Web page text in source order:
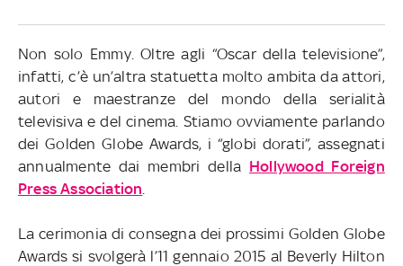
Non solo Emmy. Oltre agli “Oscar della televisione”,
infatti, c’è un’altra statuetta molto ambita da attori,
autori e maestranze del mondo della serialità
televisiva e del cinema. Stiamo ovviamente parlando
dei Golden Globe Awards, i “globi dorati”, assegnati
annualmente dai membri della Hollywood Foreign
Press Association
La cerimonia di consegna dei prossimi Golden Globe
Awards si svolgerà l’11 gennaio 2015 al Beverly Hilton